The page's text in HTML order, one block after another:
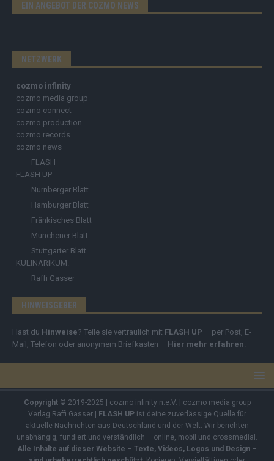
EIN ANGEBOT DER COZMO NEWS
NETZWERK
cozmo infinity
cozmo media group
cozmo connect
cozmo production
cozmo records
cozmo news
FLASH
FLASH UP
Nürnberger Blatt
Hamburger Blatt
Fränkisches Blatt
Münchener Blatt
Stuttgarter Blatt
KULINARIKUM.
Raffi Gasser
HINWEISGEBER
Hast du Hinweise? Teile sie vertraulich mit FLASH UP – per Post, E-
Mail, Telefon oder anonymem Briefkasten – Hier mehr erfahren.
Copyright© 2019-2025 | cozmo infinity n.e.V. | cozmo media group
Verlag Raffi Gasser |
FLASH UPist deine zuverlässige Quelle für
aktuelle Nachrichten aus Deutschland und der Welt. Wir berichten
unabhängig, fundiert und verständlich – online, mobil und crossmedial.
Alle Inhalte auf dieser Website – Texte, Videos, Logos und Design –